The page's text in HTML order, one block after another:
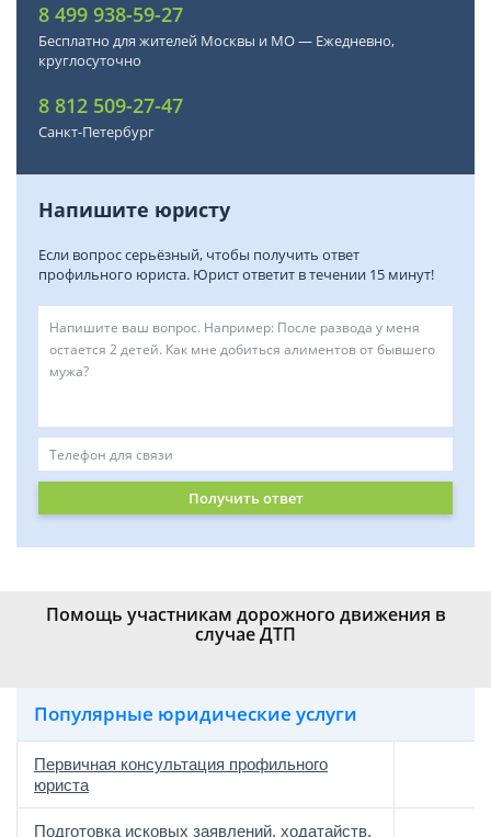
8 499 938-59-27
Бесплатно для жителей Москвы и МО — Ежедневно,
круглосуточно
8 812 509-27-47
Санкт-Петербург
Напишите юристу
Если вопрос серьёзный, чтобы получить ответ
профильного юриста. Юрист ответит в течении 15 минут!
Получить ответ
Помощь участникам дорожного движения в
случае ДТП
Популярные юридические услуги
Первичная консультация профильного
юриста
Подготовка исковых заявлений, ходатайств,